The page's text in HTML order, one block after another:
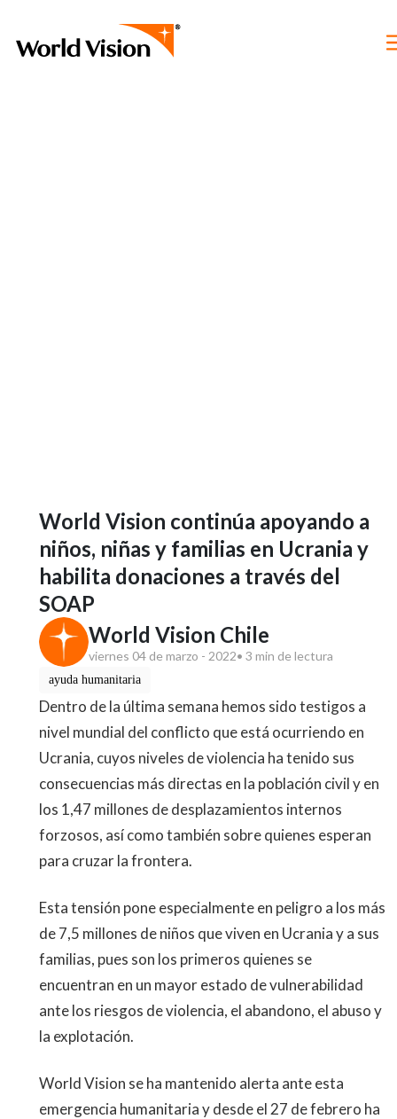
World Vision continúa apoyando a
niños, niñas y familias en Ucrania y
habilita donaciones a través del
SOAP
World Vision Chile
viernes 04 de marzo - 2022• 3 min de lectura
ayuda humanitaria
Dentro de la última semana hemos sido testigos a
nivel mundial del conflicto que está ocurriendo en
Ucrania, cuyos niveles de violencia ha tenido sus
consecuencias más directas en la población civil y en
los 1,47 millones de desplazamientos internos
forzosos, así como también sobre quienes esperan
para cruzar la frontera.
Esta tensión pone especialmente en peligro a los más
de 7,5 millones de niños que viven en Ucrania y a sus
familias, pues son los primeros quienes se
encuentran en un mayor estado de vulnerabilidad
ante los riesgos de violencia, el abandono, el abuso y
la explotación.
World Vision se ha mantenido alerta ante esta
emergencia humanitaria y desde el 27 de febrero ha